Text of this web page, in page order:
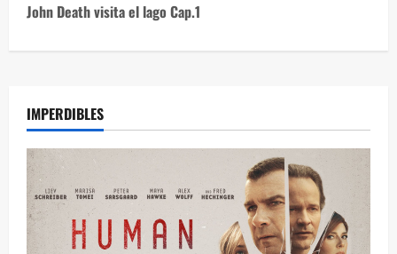
John Death visita el lago Cap.1
IMPERDIBLES